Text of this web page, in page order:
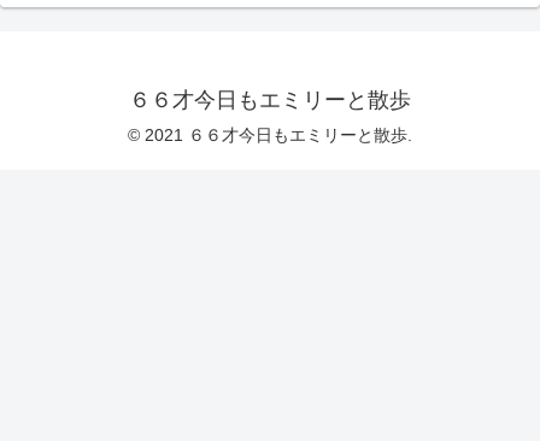
６６才今日もエミリーと散歩
© 2021 ６６才今日もエミリーと散歩.